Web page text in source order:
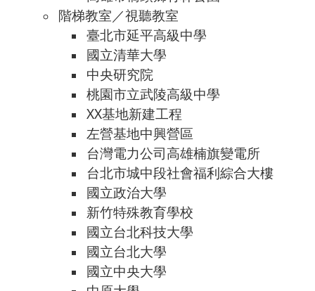
階梯教室／視聽教室
臺北市延平高級中學
國立清華大學
中央研究院
桃園市立武陵高級中學
XX基地新建工程
左營基地中興營區
台灣電力公司高雄楠旗變電所
台北市城中段社會福利綜合大樓
國立政治大學
新竹特殊教育學校
國立台北科技大學
國立台北大學
國立中央大學